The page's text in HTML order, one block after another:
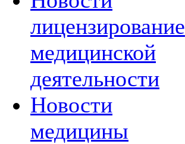
лицензирование
медицинской
деятельности
Новости
медицины